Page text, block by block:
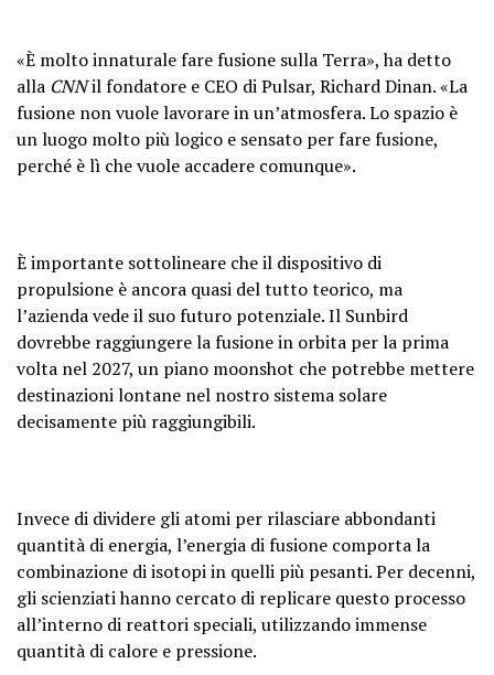
«È molto innaturale fare fusione sulla Terra», ha detto
alla CNNil fondatore e CEO di Pulsar, Richard Dinan. «La
fusione non vuole lavorare in un’atmosfera. Lo spazio è
un luogo molto più logico e sensato per fare fusione,
perché è lì che vuole accadere comunque».
È importante sottolineare che il dispositivo di
propulsione è ancora quasi del tutto teorico, ma
l’azienda vede il suo futuro potenziale.Il Sunbird
dovrebbe raggiungere la fusione in orbita per la prima
volta nel 2027, un piano moonshot che potrebbe mettere
destinazioni lontane nel nostro sistema solare
decisamente più raggiungibili.
Invece di dividere gli atomi per rilasciare abbondanti
quantità di energia, l’energia di fusione comporta la
combinazione di isotopi in quelli più pesanti. Per decenni,
gli scienziati hanno cercato di replicare questo processo
all’interno di reattori speciali, utilizzando immense
quantità di calore e pressione.